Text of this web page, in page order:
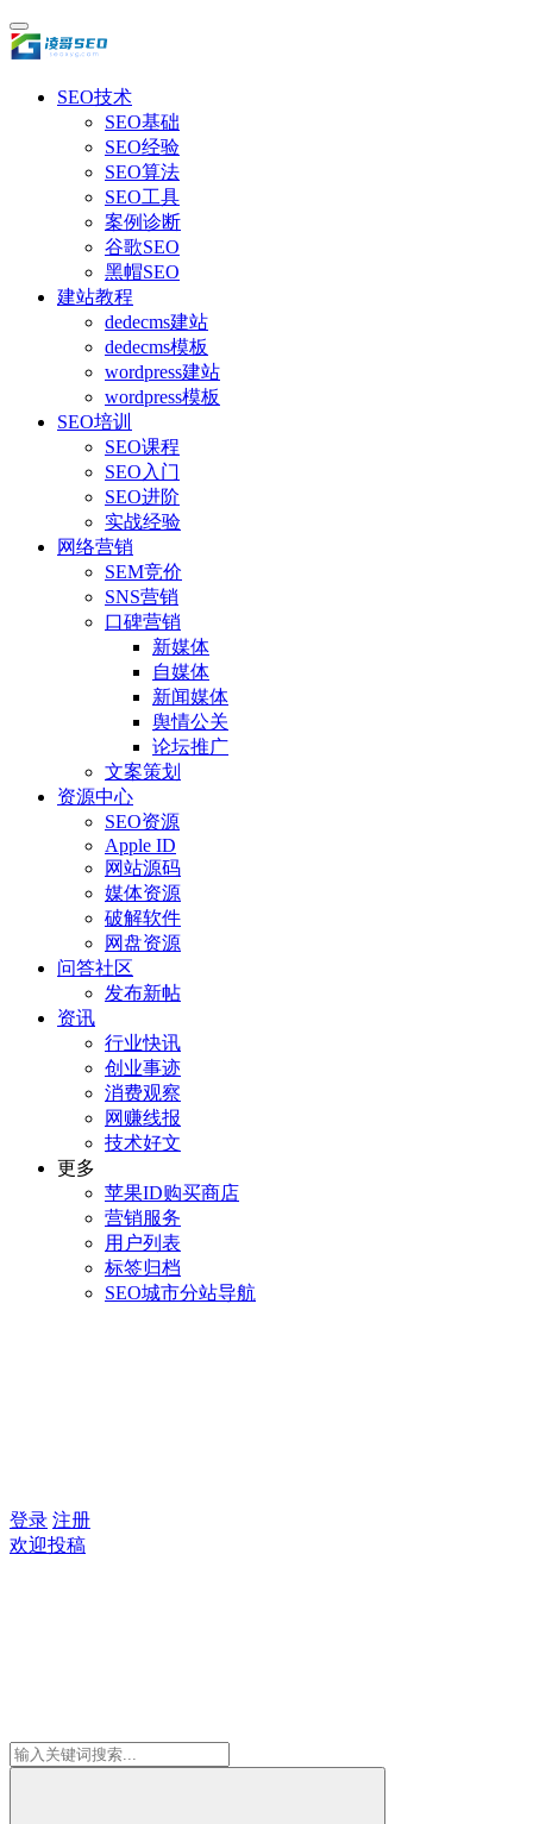
SEO技术
SEO基础
SEO经验
SEO算法
SEO工具
案例诊断
谷歌SEO
黑帽SEO
建站教程
dedecms建站
dedecms模板
wordpress建站
wordpress模板
SEO培训
SEO课程
SEO入门
SEO进阶
实战经验
网络营销
SEM竞价
SNS营销
口碑营销
新媒体
自媒体
新闻媒体
舆情公关
论坛推广
文案策划
资源中心
SEO资源
Apple ID
网站源码
媒体资源
破解软件
网盘资源
问答社区
发布新帖
资讯
行业快讯
创业事迹
消费观察
网赚线报
技术好文
更多
苹果ID购买商店
营销服务
用户列表
标签归档
SEO城市分站导航
登录 注册
欢迎投稿